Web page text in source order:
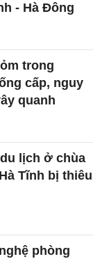
- Hà Đông
trong
cấp, nguy
quanh
lịch ở chùa
Tĩnh bị thiêu
phòng